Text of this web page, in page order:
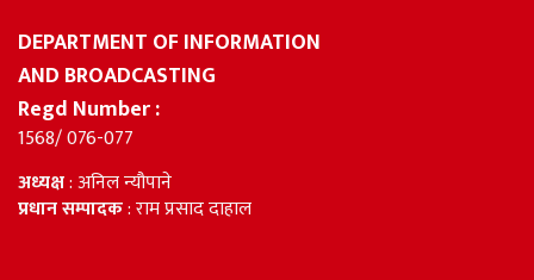
DEPARTMENT OF INFORMATION
AND BROADCASTING
Regd Number :
1568/ 076-077
अध्यक्ष: अनिल न्यौपाने
प्रधान सम्पादक: राम प्रसाद दाहाल